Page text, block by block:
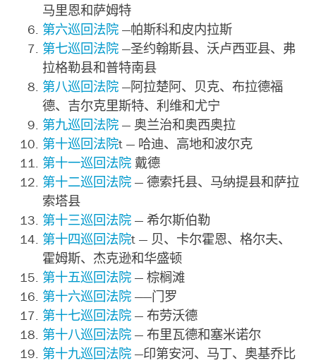
马里恩和萨姆特
第六巡回法院 —帕斯科和皮内拉斯
第七巡回法院 —圣约翰斯县、沃卢西亚县、弗
拉格勒县和普特南县
第八巡回法院 —阿拉楚阿、贝克、布拉德福
德、吉尔克里斯特、利维和尤宁
第九巡回法院 — 奥兰治和奥西奥拉
第十巡回法院t — 哈迪、高地和波尔克
第十一巡回法院 戴德
第十二巡回法院 — 德索托县、马纳提县和萨拉
索塔县
第十三巡回法院 — 希尔斯伯勒
第十四巡回法院t — 贝、卡尔霍恩、格尔夫、
霍姆斯、杰克逊和华盛顿
第十五巡回法院 — 棕榈滩
第十六巡回法院 ——门罗
第十七巡回法院 — 布劳沃德
第十八巡回法院 — 布里瓦德和塞米诺尔
第十九巡回法院 —印第安河、马丁、奥基乔比